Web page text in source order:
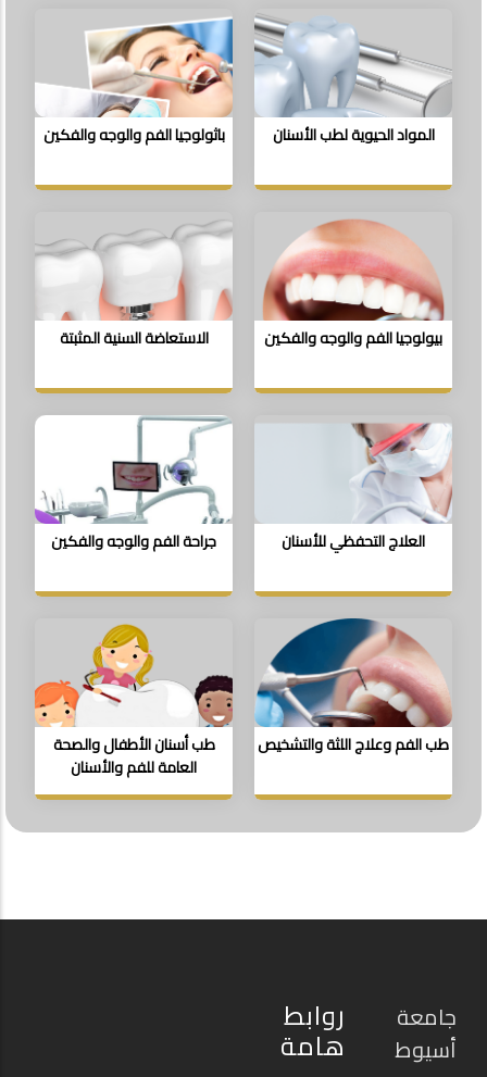
المواد الحيوية لطب الأسنان باثولوجيا الفم والوجه والفكين
بيولوجيا الفم والوجه والفكين الاستعاضة السنية المثبتة
العلاج التحفظي للأسنان جراحة الفم والوجه والفكين
طب الفم وعلاج اللثة والتشخيص
طب أسنان الأطفال والصحة
العامة للفم والأسنان
جامعة
أسيوط
روابط
هامة